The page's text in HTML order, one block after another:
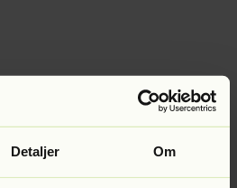
Detaljer Om